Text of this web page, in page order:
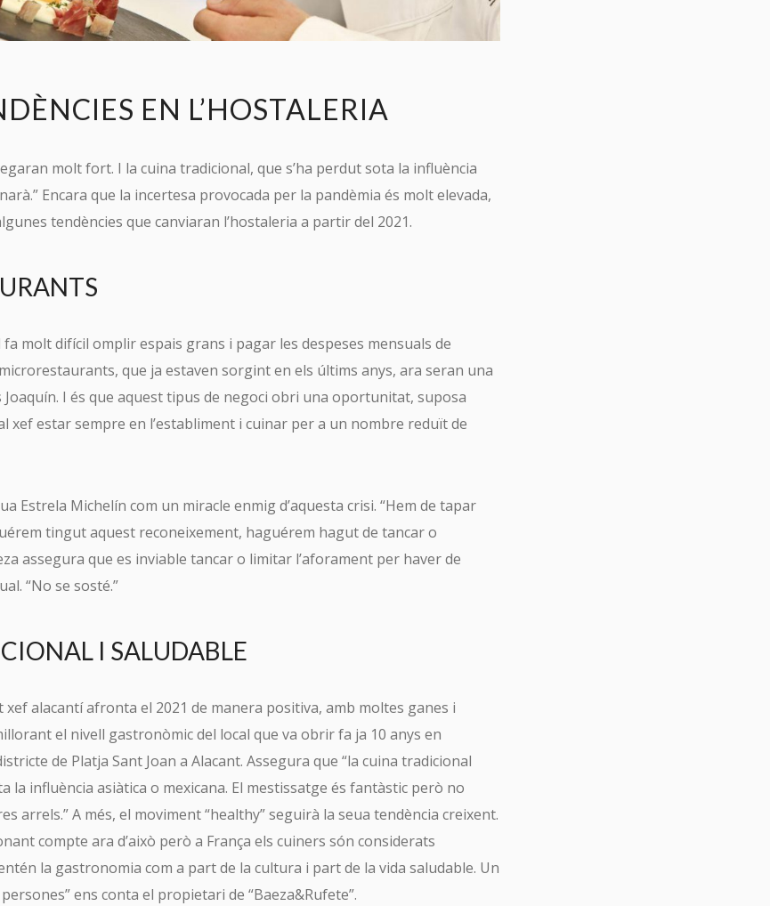
*
y acepto laPolítica de Privacidad
EN L’HOSTALERIA
molt fort. I la cuina tradicional, que s’ha perdut sota la influència
Encara que la incertesa provocada per la pandèmia és molt elevada,
tendències que canviaran l’hostaleria a partir del 2021.
molt difícil omplir espais grans i pagar les despeses mensuals de
que ja estaven sorgint en els últims anys, ara seran una
I és que aquest tipus de negoci obri una oportunitat, suposa
xef estar sempre en l’establiment i cuinar per a un nombre reduït de
Estrela Michelín com un miracle enmig d’aquesta crisi. “Hem de tapar
tingut aquest reconeixement, haguérem hagut de tancar o
assegura que es inviable tancar o limitar l’aforament per haver de
“No se sosté.”
I SALUDABLE
alacantí afronta el 2021 de manera positiva, amb moltes ganes i
el nivell gastronòmic del local que va obrir fa ja 10 anys en
de Platja Sant Joan a Alacant. Assegura que “la cuina tradicional
la influència asiàtica o mexicana. El mestissatge és fantàstic però no
arrels.” A més, el moviment “healthy” seguirà la seua tendència creixent.
compte ara d’això però a França els cuiners són considerats
la gastronomia com a part de la cultura i part de la vida saludable. Un
ens conta el propietari de “Baeza&Rufete”.